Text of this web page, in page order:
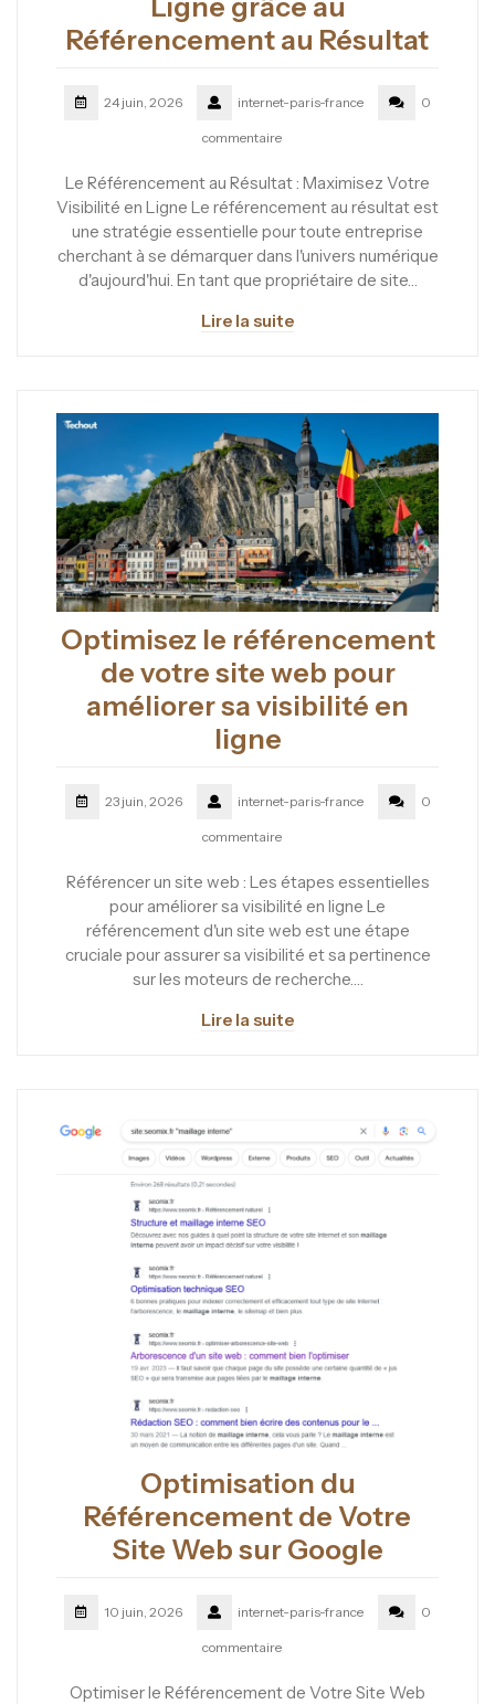
Référencement au Résultat
24 juin, 2026 internet-paris-france 0
commentaire
Le Référencement au Résultat : Maximisez Votre
Visibilité en Ligne Le référencement au résultat est
une stratégie essentielle pour toute entreprise
cherchant à se démarquer dans l'univers numérique
d'aujourd'hui. En tant que propriétaire de site…
Lire la suite
Optimisez le référencement
de votre site web pour
améliorer sa visibilité en
ligne
23 juin, 2026 internet-paris-france 0
commentaire
Référencer un site web : Les étapes essentielles
pour améliorer sa visibilité en ligne Le
référencement d'un site web est une étape
cruciale pour assurer sa visibilité et sa pertinence
sur les moteurs de recherche.…
Lire la suite
Optimisation du
Référencement de Votre
Site Web sur Google
10 juin, 2026 internet-paris-france 0
commentaire
Optimiser le Référencement de Votre Site Web